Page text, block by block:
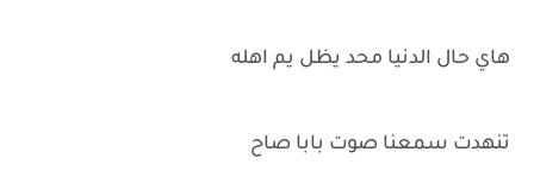
هاي حال الدنيا محد يظل يم اهله
تنهدت سمعنا صوت بابا صاح